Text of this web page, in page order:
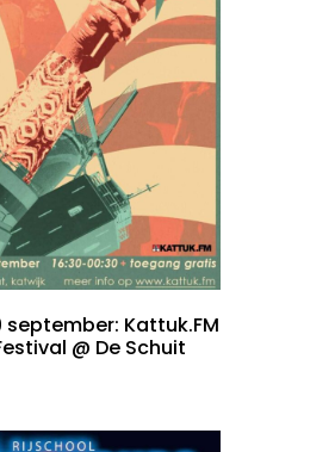
september: Kattuk.FM
@ De Schuit